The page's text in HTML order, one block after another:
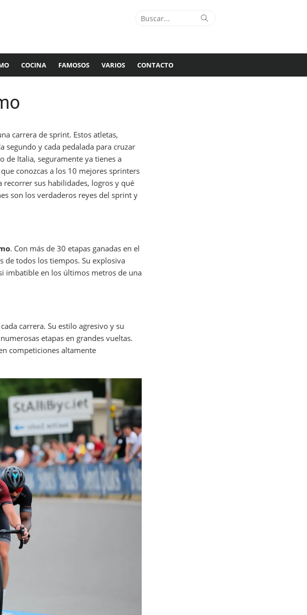
Buscar: Buscar
COCINA FAMOSOS VARIOS CONTACTO
carrera de sprint. Estos atletas,
segundo y cada pedalada para cruzar
de Italia, seguramente ya tienes a
conozcas a los 10 mejores sprinters
recorrer sus habilidades, logros y qué
son los verdaderos reyes del sprint y
. Con más de 30 etapas ganadas en el
de todos los tiempos. Su explosiva
imbatible en los últimos metros de una
carrera. Su estilo agresivo y su
etapas en grandes vueltas.
competiciones altamente